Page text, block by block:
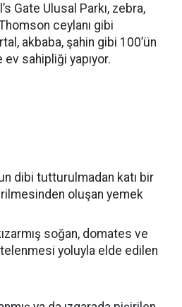
Gate Ulusal Parkı, zebra,
ceylanı gibi
akbaba, şahin gibi 100’ün
sahipliği yapıyor.
dibi tutturulmadan katı bir
oluşan yemek
soğan, domates ve
yoluyla elde edilen